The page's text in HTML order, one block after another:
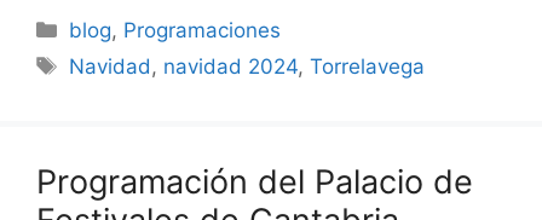
Categorías
blog, Programaciones
Etiquetas
Navidad , navidad 2024,Torrelavega
Programación del Palacio de